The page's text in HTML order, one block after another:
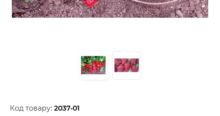
Код товару: 2037-01